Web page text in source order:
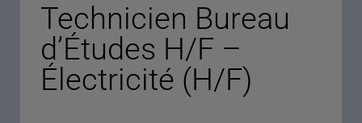
Technicien Bureau
d’Études H/F –
Électricité (H/F)